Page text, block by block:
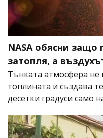
NASA обясни защо
затопля, а
Тънката атмосфера не
топлината и създава
десетки градуси само